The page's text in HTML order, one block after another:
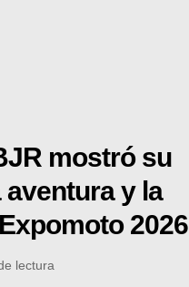
mostró su
y la
2026
lectura